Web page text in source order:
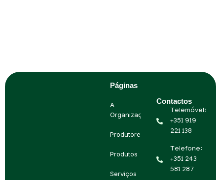
Páginas
A
Organização
Produtores
Produtos
Serviços
Contactos
Telemóvel:
+351 919
221 138
Telefone:
+351 243
581 287